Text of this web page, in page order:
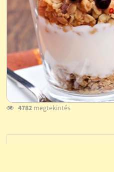
4782megtekintés